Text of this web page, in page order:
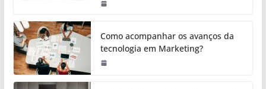
Como acompanhar os avanços da
tecnologia em Marketing?